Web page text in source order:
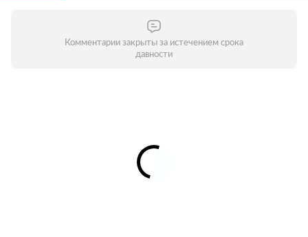
Комментарии закрыты за истечением срока
давности